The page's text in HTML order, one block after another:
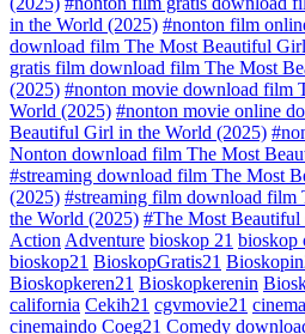
in the World (2025) #nonton film
download film The Most Beautiful
gratis film download film The Most
(2025) #nonton movie download film
World (2025) #nonton movie online
Beautiful Girl in the World (2025)
Nonton download film The Most
#streaming download film The Most
(2025) #streaming film download
the World (2025) #The Most
Action Adventure bioskop 21 bioskop
bioskop21 BioskopGratis21
Bioskopkeren21 Bioskopkerenin
california Cekih21 cgvmovie21
cinemaindo Coeg21 Comedy